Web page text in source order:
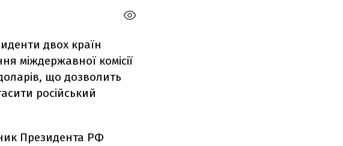
двох країн
міждержавної комісії
що дозволить
російський
Президента РФ